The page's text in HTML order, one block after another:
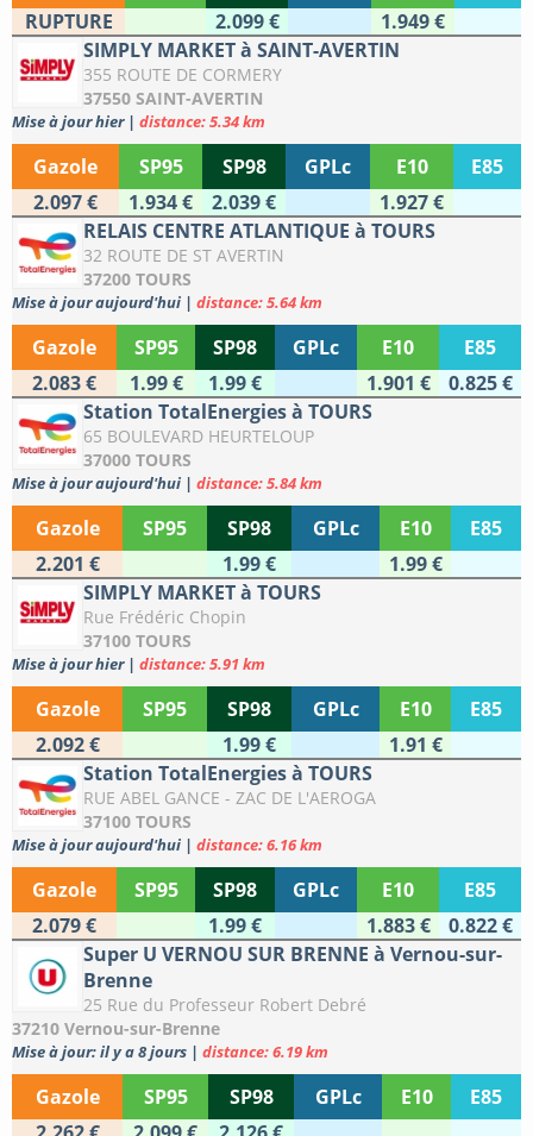
RUPTURE
2.099 €
1.949 €
SIMPLY MARKET à SAINT-AVERTIN
355 ROUTE DE CORMERY
37550 SAINT-AVERTIN
Mise à jour hier | distance: 5.34 km
Gazole SP95 SP98 GPLc E10
E85
2.097 €
1.934 € 2.039 €
1.927 €
RELAIS CENTRE ATLANTIQUE à TOURS
32 ROUTE DE ST AVERTIN
37200 TOURS
Mise à jour aujourd'hui | distance: 5.64 km
Gazole SP95 SP98 GPLc E10
E85
2.083 €
1.99 € 1.99 € 1.901 €
0.825 €
Station TotalEnergies à TOURS
65 BOULEVARD HEURTELOUP
37000 TOURS
Mise à jour aujourd'hui | distance: 5.84 km
Gazole SP95 SP98 GPLc E10
E85
2.201 €
1.99 €
1.99 €
SIMPLY MARKET à TOURS
Rue Frédéric Chopin
37100 TOURS
Mise à jour hier | distance: 5.91 km
Gazole SP95 SP98 GPLc E10
E85
2.092 €
1.99 €
1.91 €
Station TotalEnergies à TOURS
RUE ABEL GANCE - ZAC DE L'AEROGA
37100 TOURS
Mise à jour aujourd'hui | distance: 6.16 km
Gazole SP95 SP98 GPLc E10
E85
2.079 €
1.99 € 1.883 €
0.822 €
Super U VERNOU SUR BRENNE à Vernou-sur-
Brenne
25 Rue du Professeur Robert Debré
37210 Vernou-sur-Brenne
Mise à jour: il y a 8 jours | distance: 6.19 km
Gazole SP95 SP98 GPLc E10
E85